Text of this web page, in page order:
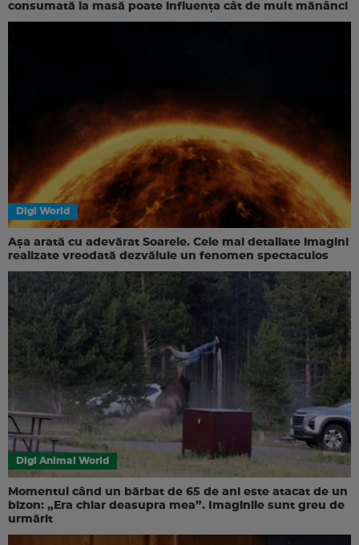
consumată la masă poate influența cât de mult mănânci
Digi World
Așa arată cu adevărat Soarele. Cele mai detaliate imagini
realizate vreodată dezvăluie un fenomen spectaculos
Digi Animal World
Momentul când un bărbat de 65 de ani este atacat de un
bizon: „Era chiar deasupra mea”. Imaginile sunt greu de
urmărit